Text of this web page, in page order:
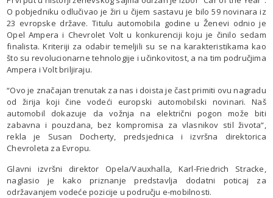
O pobjedniku odlučivao je žiri u čijem sastavu je bilo 59 novinara iz
23 evropske države. Titulu automobila godine u Ženevi odnio je
Opel Ampera i Chevrolet Volt u konkurenciji koju je činilo sedam
finalista. Kriteriji za odabir temeljili su se na karakteristikama kao
što su revolucionarne tehnologije i učinkovitost, a na tim područjima
Ampera i Volt briljiraju.
“Ovo je značajan trenutak za nas i doista je čast primiti ovu nagradu
od žirija koji čine vodeći europski automobilski novinari. Naš
automobil dokazuje da vožnja na električni pogon može biti
zabavna i pouzdana, bez kompromisa za vlasnikov stil života“,
rekla je Susan Docherty, predsjednica i izvršna direktorica
Chevroleta za Evropu.
Glavni izvršni direktor Opela/Vauxhalla, Karl-Friedrich Stracke,
naglasio je kako priznanje predstavlja dodatni poticaj za
održavanjem vodeće pozicije u području e-mobilnosti.